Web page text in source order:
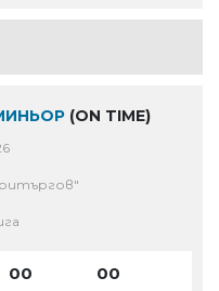
(ON TIME)
00 00